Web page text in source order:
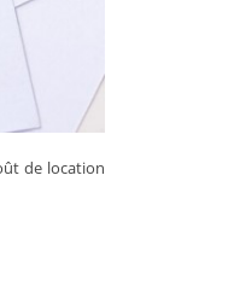
de location